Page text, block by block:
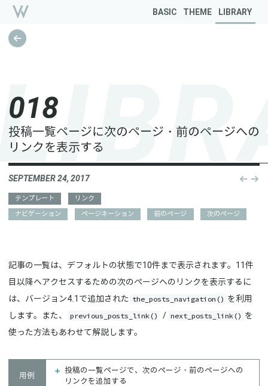
BASIC THEME LIBRARY
018
投稿一覧ページに次のページ・前のページへの
リンクを表示する
IBR
SEPTEMBER 24, 2017
Post
テンプレート リンク
ナビゲーション ページネーション 前のページ 次のページ
記事の一覧は、デフォルトの状態で10件まで表示されます。11件
目以降へアクセスするための次のページへのリンクを表示するに
は、バージョン4.1で追加された the_posts_navigation() を利用
します。また、
previous_posts_link() / next_posts_link() を
使った方法もあわせて解説します。
用例
投稿の一覧ページで、次のページ・前のページへの
リンクを追加する